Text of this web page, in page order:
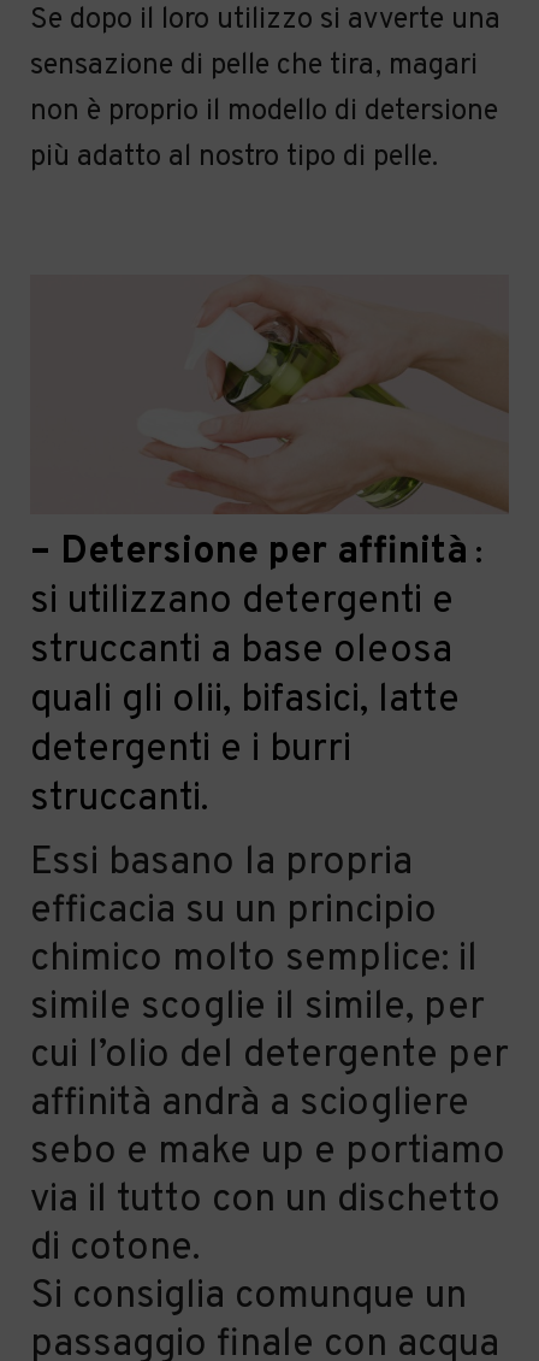
Se dopo il loro utilizzo si avverte una
sensazione di pelle che tira, magari
non è proprio il modello di detersione
più adatto al nostro tipo di pelle.
– Detersione per affinità :
si utilizzano detergenti e
struccanti a base oleosa
quali gli olii, bifasici, latte
detergenti e i burri
struccanti.
Essi basano la propria
efficacia su un principio
chimico molto semplice: il
simile scoglie il simile, per
cui l’olio del detergente per
affinità andrà a sciogliere
sebo e make up e portiamo
via il tutto con un dischetto
di cotone.
Si consiglia comunque un
passaggio finale con acqua